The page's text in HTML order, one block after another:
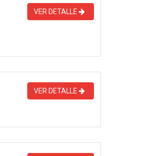
VER DETALLE
VER DETALLE